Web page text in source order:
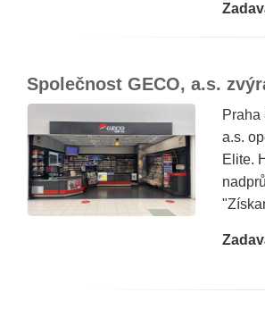
Společnost GECO, a.s.
Praha
a.s.
Elite.